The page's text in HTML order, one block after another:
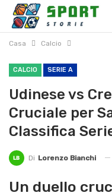
Casa Calcio
CALCIO SERIE A
Udinese vs
Cruciale per
Classifica
Di Lorenzo Bianchi
Un duello